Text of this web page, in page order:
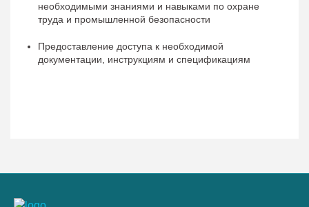
необходимыми знаниями и навыками по охране
труда и промышленной безопасности
Предоставление доступа к необходимой
документации, инструкциям и спецификациям